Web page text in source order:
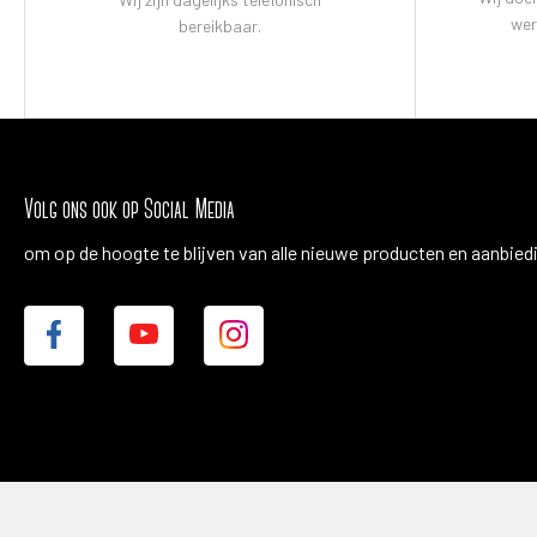
bereikbaar.
Volg ons ook op Social Media
om op de hoogte te blijven van alle nieuwe producten en